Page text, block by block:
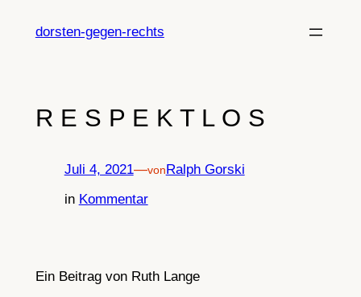
Inhaltdorsten-gegen-rechts
R E S P E K T L O S
Juli 4, 2021—vonRalph Gorski
in Kommentar
Ein Beitrag von Ruth Lange